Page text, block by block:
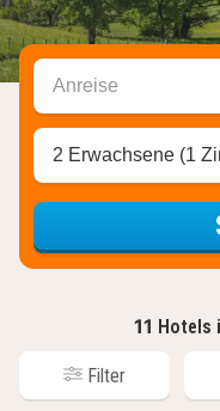
Anreise
2 Erwachsene (1
11 Hotels
Filter